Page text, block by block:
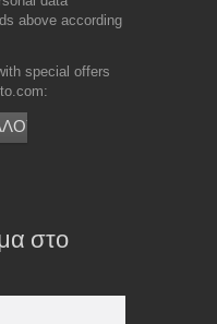
above according
special offers
στο